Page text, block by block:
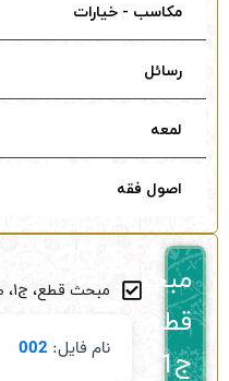
مکاسب - خیارات
رسائل
لمعه
اصول فقه
مبحث
قطع،
مبحث قطع، ج1، ص29
نام فایل: 002